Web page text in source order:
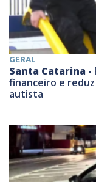
GERAL
Santa Catarina -
financeiro e
autista